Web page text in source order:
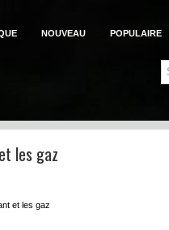
NOUVEAU POPULAIRE
les gaz
et les gaz